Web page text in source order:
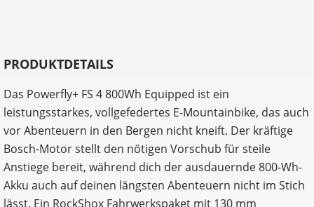
PRODUKTDETAILS
Das Powerfly+ FS 4 800Wh Equipped ist ein
leistungsstarkes, vollgefedertes E-Mountainbike, das auch
vor Abenteuern in den Bergen nicht kneift. Der kräftige
Bosch-Motor stellt den nötigen Vorschub für steile
Anstiege bereit, während dich der ausdauernde 800-Wh-
Akku auch auf deinen längsten Abenteuern nicht im Stich
lässt. Ein RockShox Fahrwerkspaket mit 130 mm